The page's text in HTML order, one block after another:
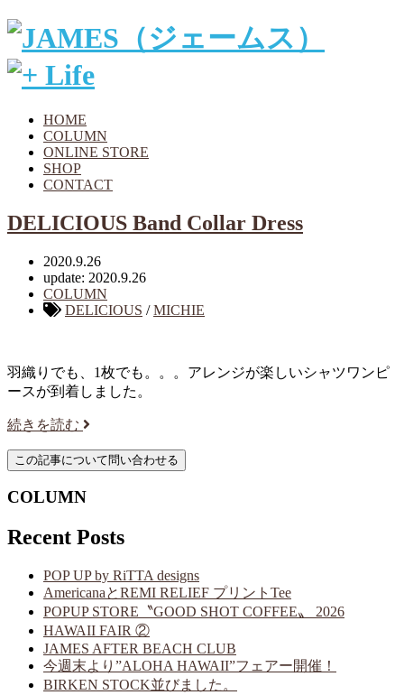
HOME
COLUMN
ONLINE STORE
SHOP
CONTACT
DELICIOUS Band Collar Dress
2020.9.26
update: 2020.9.26
COLUMN
DELICIOUS /MICHIE
羽織りでも、1枚でも。。。アレンジが楽しいシャツワンピ
ースが到着しました。
続きを読む
COLUMN
Recent Posts
POP UP by RiTTA designs
AmericanaとREMI RELIEF プリントTee
POPUP STORE〝GOOD SHOT COFFEE〟 2026
HAWAII FAIR ②
JAMES AFTER BEACH CLUB
今週末より”ALOHA HAWAII”フェアー開催！
BIRKEN STOCK並びました。